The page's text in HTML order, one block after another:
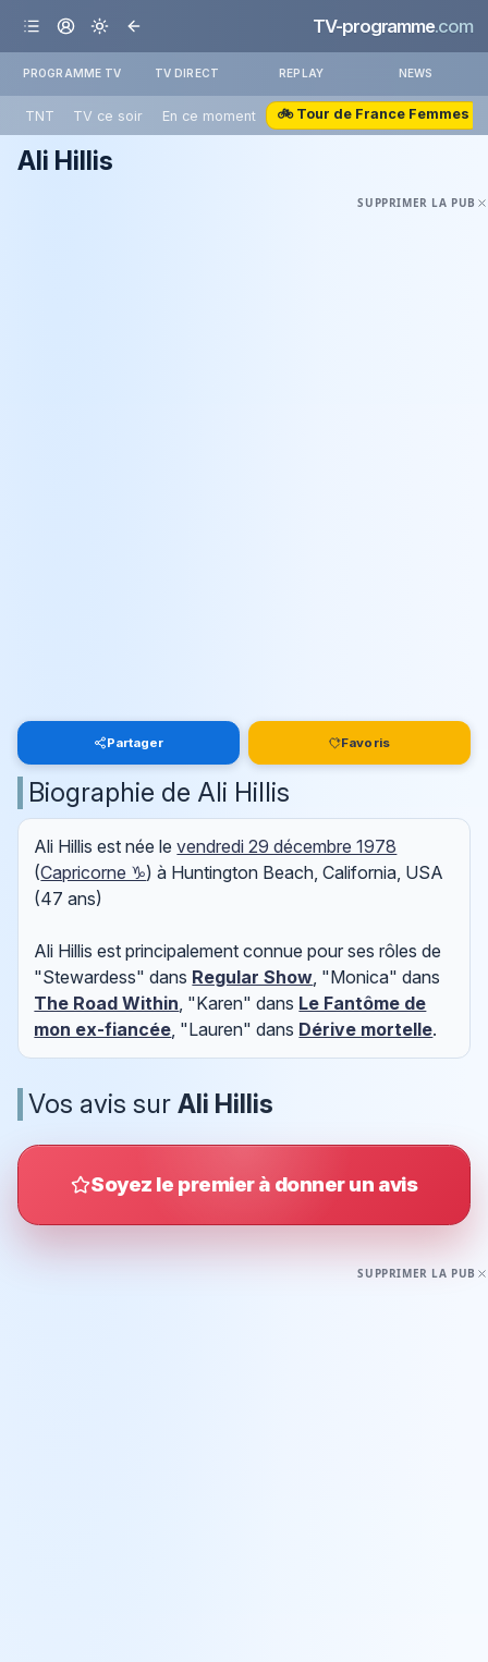
TV-programme.com
PROGRAMME TV TV DIRECT REPLAY NEWS
TNT TV ce soir En ce moment 🚲 Tour de France Femmes
Ali Hillis
SUPPRIMER LA PUB
Partager Favoris
Biographie de Ali Hillis
Ali Hillis est née levendredi 29 décembre 1978
(Capricorne ♑) à Huntington Beach, California, USA
(47 ans)
Ali Hillis est principalement connue pour ses rôles de
"Stewardess" dans Regular Show, "Monica" dans
The Road Within, "Karen" dans Le Fantôme de
mon ex-fiancée, "Lauren" dans Dérive mortelle.
Vos avis sur Ali Hillis
Soyez le premier à donner un avis
SUPPRIMER LA PUB